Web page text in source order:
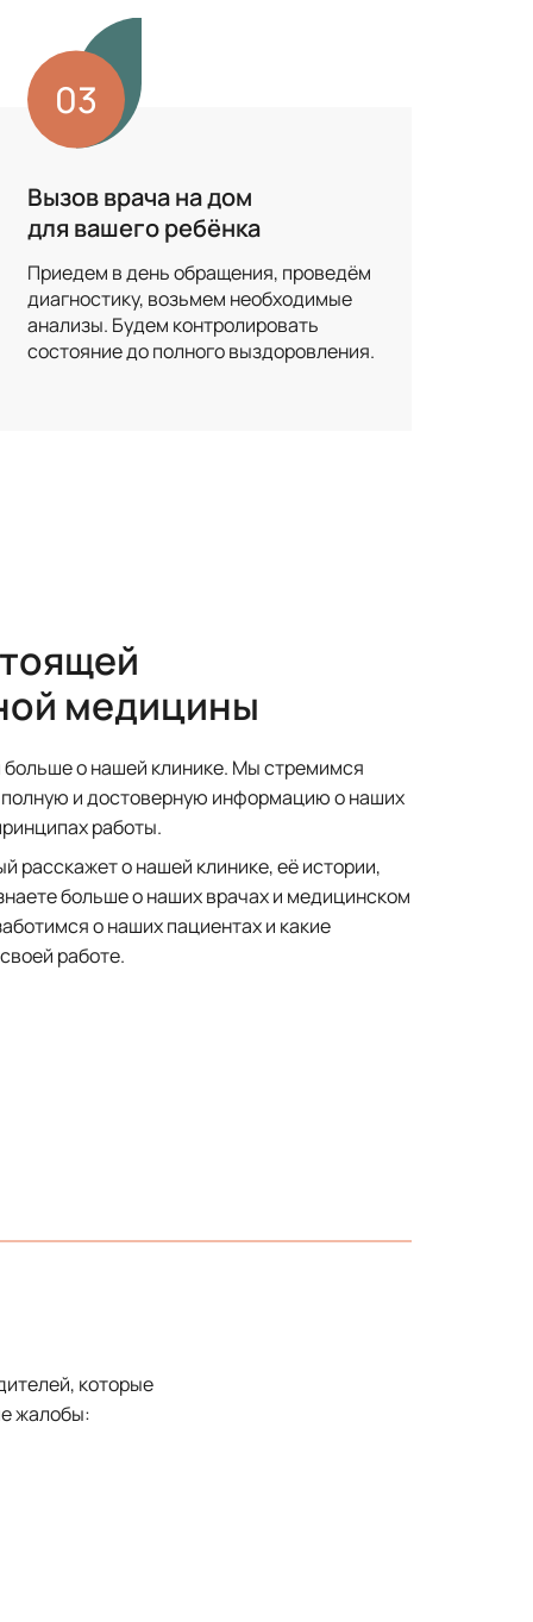
03
Вызов врача на дом
для вашего ребёнка
Приедем в день обращения, проведём
диагностику, возьмем необходимые
анализы. Будем контролировать
состояние до полного выздоровления.
медицины
о нашей клинике. Мы стремимся
и достоверную информацию о наших
работы.
расскажет о нашей клинике, её истории,
больше о наших врачах и медицинском
о наших пациентах и какие
работе.
которые
жалобы: